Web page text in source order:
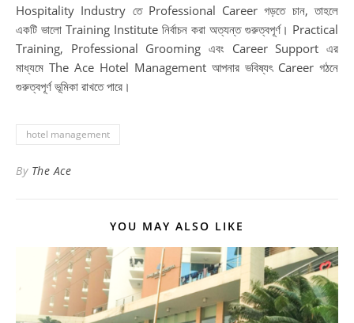
Hospitality Industry তে Professional Career গড়তে চান, তাহলে
একটি ভালো Training Institute নির্বাচন করা অত্যন্ত গুরুত্বপূর্ণ। Practical
Training, Professional Grooming এবং Career Support এর
মাধ্যমে The Ace Hotel Management আপনার ভবিষ্যৎ Career গঠনে
গুরুত্বপূর্ণ ভূমিকা রাখতে পারে।
hotel management
By The Ace
YOU MAY ALSO LIKE